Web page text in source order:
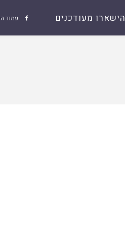
 עמוד הישארו מעודכנים